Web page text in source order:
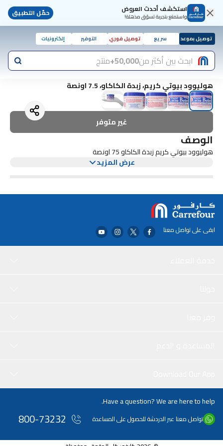
استكشف أحدث العروض
واستمتع بتجربة تسوّق مذهلة! حمّل التطبيق
توصيل بموعد سريع توصيل فوري التوفير إلكترونيات
ابحث بين أكثر من50,000+ منتج
هوليوود بيوتي كريم، زبدة الكاكاو، 7.5 اونصة
غير متوفر
الوصف
هوليوود بيوتي كريم زبدة الكاكاو 75 اونصة
عرض المزيد
ابقى على تواصل معنا
Have a question? We are here to help.
تواصل معنا عبر الدردشة للحصول على المساعدة 800-73232